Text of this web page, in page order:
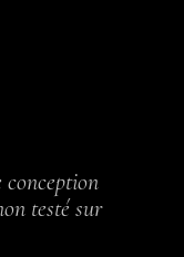
testé sur